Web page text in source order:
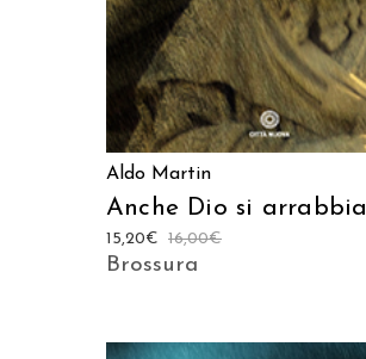
Aldo Martin
Anche Dio si arrabbia
16,00€
15,20€
Brossura